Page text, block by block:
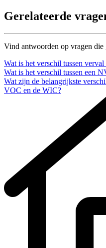
Gerelateerde
Vind antwoorden op vragen die
Wat is het verschil tussen verval
Wat is het verschil tussen een
Wat zijn de belangrijkste
VOC en de WIC?